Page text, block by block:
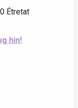
Étretat
hin!